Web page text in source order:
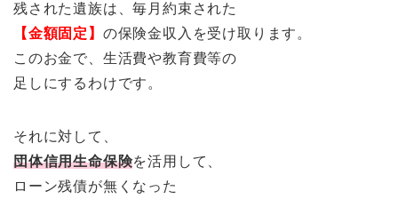
残された遺族は、毎月約束された
【金額固定】 の保険金収入を受け取ります。
このお金で、生活費や教育費等の
足しにするわけです。
それに対して、
団体信用生命保険を活用して、
ローン残債が無くなった